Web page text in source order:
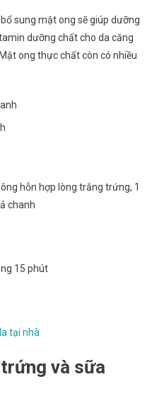
sung mật ong sẽ giúp dưỡng
dưỡng chất cho da căng
ong thực chất còn có nhiều
hỗn hợp lòng trắng trứng, 1
chanh
15 phút
tại nhà
và sữa